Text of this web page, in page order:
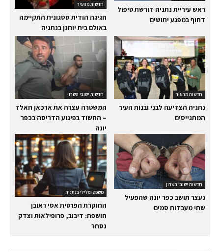
חדשות מהעיר
חגיגה הודית ססגונית התקיימה
באולם בית יוחנן בנתניה
ראש עיריית נתניה דורשת טיפול
דחוף במפגע יתושים
חדשות ישובי השרון
המשטרה עצרה את ארכאן חאלד
– החשוד בפיגוע הדריסה בכפר
יונה
חדשות מהעיר
נתניה הצדיעה לבני ובנות העיר
המתגייסים
משפט ופלילי בנתניה
החוקרת הפרטית אסי ראובן
חושפת: דיבוב, פרופילאות וצדק
נסתר
חדשות ישובי השרון
נעצר תושב כפר יונה שהפעיל
שתי מעבדות סמים